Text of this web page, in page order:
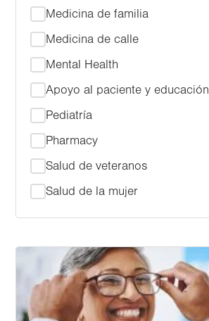
Medicina de familia
Medicina de calle
Mental Health
Apoyo al paciente y educación
Pediatría
Pharmacy
Salud de veteranos
Salud de la mujer